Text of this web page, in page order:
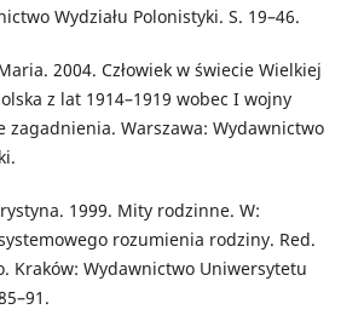
Wydziału Polonistyki. S. 19–46.
2004. Człowiek w świecie Wielkiej
z lat 1914–1919 wobec I wojny
zagadnienia. Warszawa: Wydawnictwo
1999. Mity rodzinne. W:
rozumienia rodziny. Red.
Kraków: Wydawnictwo Uniwersytetu